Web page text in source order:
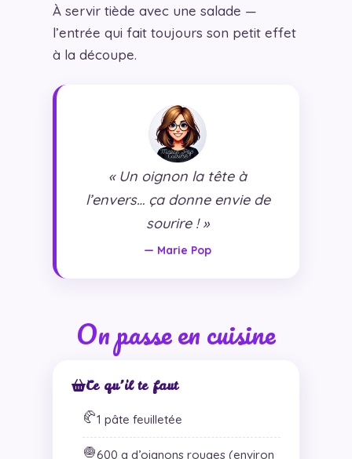
À servir tiède avec une salade —
l’entrée qui fait toujours son petit effet
à la découpe.
« Un oignon la tête à
l’envers… ça donne envie de
sourire ! »
— Marie Pop
On passe en cuisine
Ce qu’il te faut
🥐1 pâte feuilletée
🧅600 g d’oignons rouges (environ